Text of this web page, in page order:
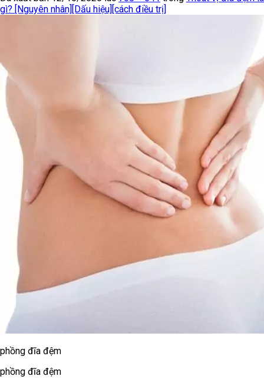
gì? [Nguyên nhân][Dấu hiệu][cách điều trị]
phồng đĩa đệm
phồng đĩa đệm